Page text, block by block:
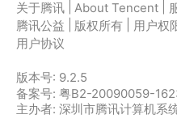
关于腾讯 About Tencent
腾讯公益
版权所有 用户权
用户协议
版本号: 9.2.5
备案号: 粤B2-20090059-
主办者: 深圳市腾讯计算机系